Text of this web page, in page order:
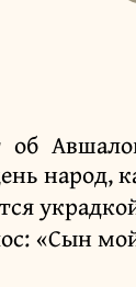
об
народ,
«Сын